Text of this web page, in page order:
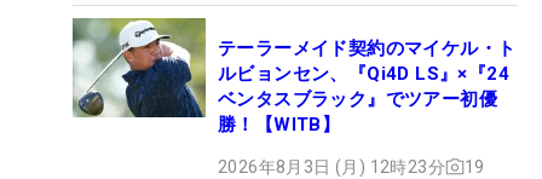
テーラーメイド契約のマイケル・ト
ルビョンセン、『Qi4D LS』×『24
ベンタスブラック』でツアー初優
勝！【WITB】
2026年8月3日 (月) 12時23分 19